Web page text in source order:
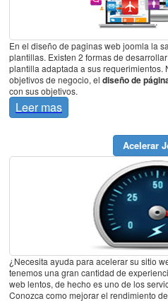
En el diseño de paginas web joomla la
plantillas. Existen 2 formas de
plantilla adaptada a sus requerimientos.
objetivos de negocio, el diseño de
con sus objetivos.
Leer mas
Acelerar
¿Necesita ayuda para acelerar su sitio
tenemos una gran cantidad de
web lentos, de hecho es uno de los
Conozca como mejorar el rendimiento